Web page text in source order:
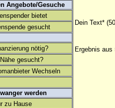
Angebote/Gesuche
bietet
gesucht
nötig?
gesucht?
Wechseln
werden
zu Hause
Dein Text*
Ergebnis aus